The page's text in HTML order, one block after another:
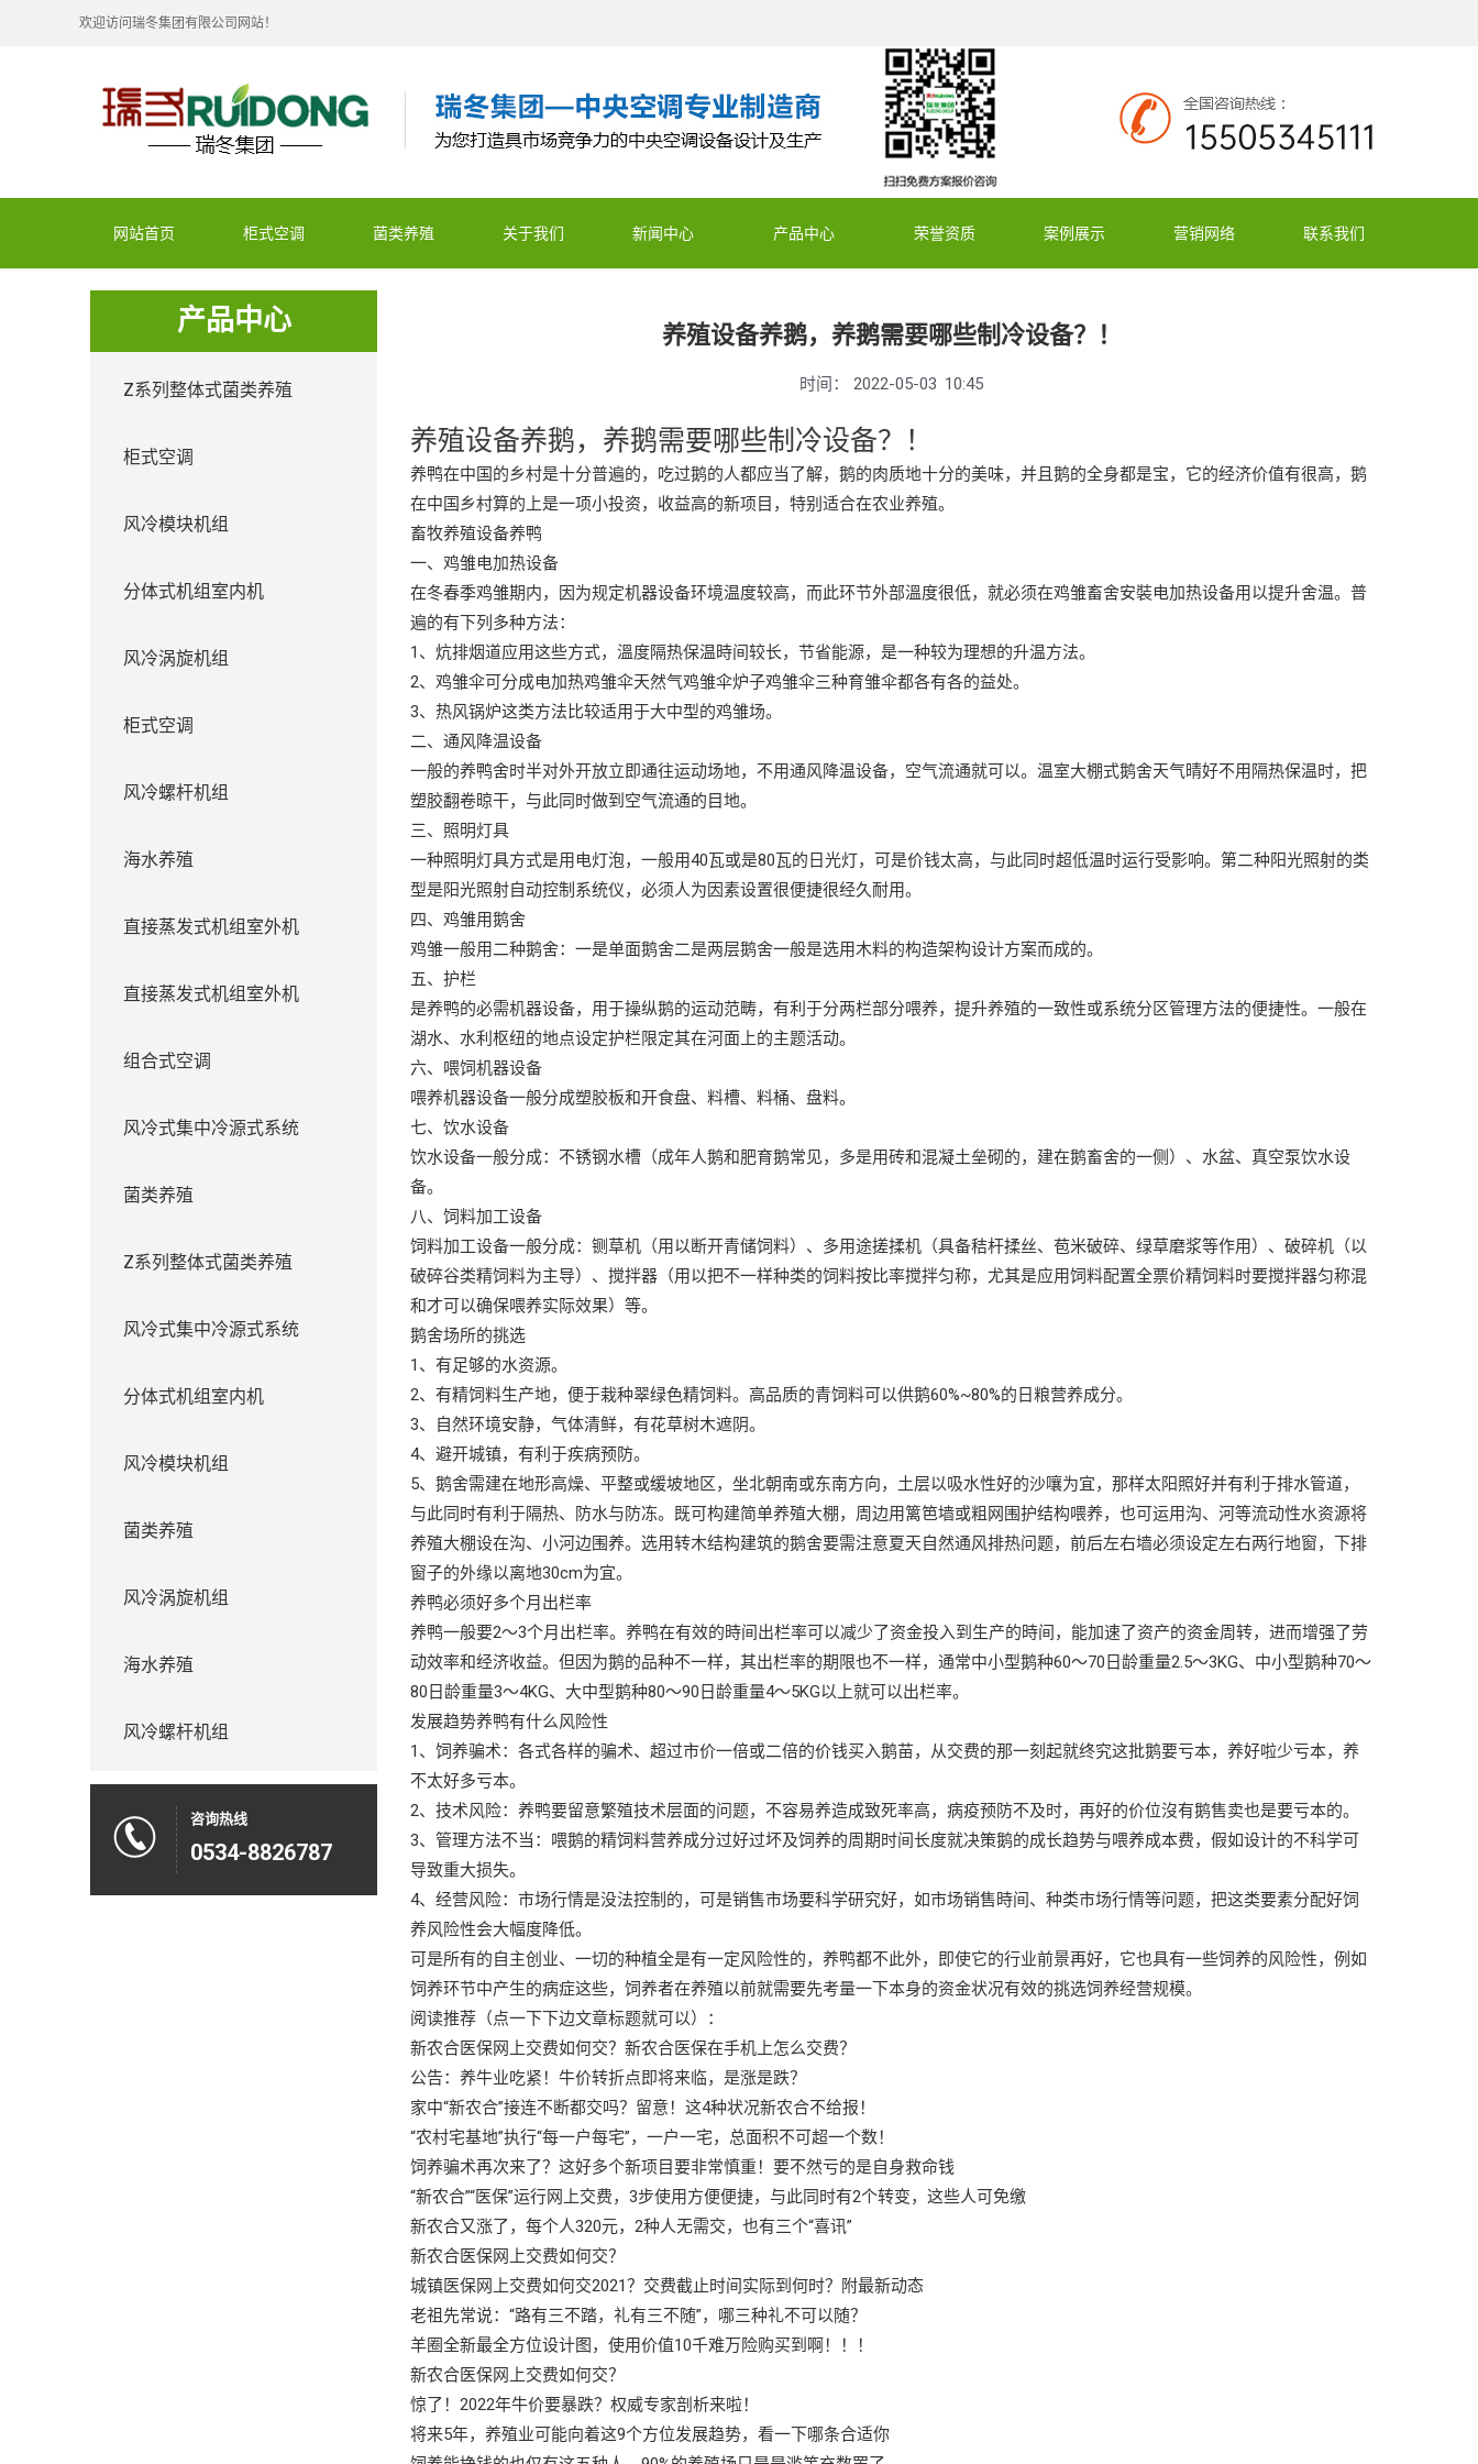
欢迎访问瑞冬集团有限公司网站！
网站首页 柜式空调 菌类养殖 关于我们 新闻中心 产品中心 荣誉资质 案例展示 营销网络 联系我们
产品中心
Z系列整体式菌类养殖
柜式空调
风冷模块机组
分体式机组室内机
风冷涡旋机组
柜式空调
风冷螺杆机组
海水养殖
直接蒸发式机组室外机
直接蒸发式机组室外机
组合式空调
风冷式集中冷源式系统
菌类养殖
Z系列整体式菌类养殖
风冷式集中冷源式系统
分体式机组室内机
风冷模块机组
菌类养殖
风冷涡旋机组
海水养殖
风冷螺杆机组
咨询热线
0534-8826787
养殖设备养鹅，养鹅需要哪些制冷设备？！
时间： 2022-05-03 10:45
养殖设备养鹅，养鹅需要哪些制冷设备？！
养鸭在中国的乡村是十分普遍的，吃过鹅的人都应当了解，鹅的肉质地十分的美味，并且鹅的全身都是宝，它的经济价值有很高，鹅
在中国乡村算的上是一项小投资，收益高的新项目，特别适合在农业养殖。
畜牧养殖设备养鸭
一、鸡雏电加热设备
在冬春季鸡雏期内，因为规定机器设备环境温度较高，而此环节外部溫度很低，就必须在鸡雏畜舍安裝电加热设备用以提升舍温。普
遍的有下列多种方法：
1、炕排烟道应用这些方式，溫度隔热保温時间较长，节省能源，是一种较为理想的升温方法。
2、鸡雏伞可分成电加热鸡雏伞天然气鸡雏伞炉子鸡雏伞三种育雏伞都各有各的益处。
3、热风锅炉这类方法比较适用于大中型的鸡雏场。
二、通风降温设备
一般的养鸭舍时半对外开放立即通往运动场地，不用通风降温设备，空气流通就可以。温室大棚式鹅舍天气晴好不用隔热保温时，把
塑胶翻卷晾干，与此同时做到空气流通的目地。
三、照明灯具
一种照明灯具方式是用电灯泡，一般用40瓦或是80瓦的日光灯，可是价钱太高，与此同时超低温时运行受影响。第二种阳光照射的类
型是阳光照射自动控制系统仪，必须人为因素设置很便捷很经久耐用。
四、鸡雏用鹅舍
鸡雏一般用二种鹅舍：一是单面鹅舍二是两层鹅舍一般是选用木料的构造架构设计方案而成的。
五、护栏
是养鸭的必需机器设备，用于操纵鹅的运动范畴，有利于分两栏部分喂养，提升养殖的一致性或系统分区管理方法的便捷性。一般在
湖水、水利枢纽的地点设定护栏限定其在河面上的主题活动。
六、喂饲机器设备
喂养机器设备一般分成塑胶板和开食盘、料槽、料桶、盘料。
七、饮水设备
饮水设备一般分成：不锈钢水槽（成年人鹅和肥育鹅常见，多是用砖和混凝土垒砌的，建在鹅畜舍的一侧）、水盆、真空泵饮水设
备。
八、饲料加工设备
饲料加工设备一般分成：铡草机（用以断开青储饲料）、多用途搓揉机（具备秸杆揉丝、苞米破碎、绿草磨浆等作用）、破碎机（以
破碎谷类精饲料为主导）、搅拌器（用以把不一样种类的饲料按比率搅拌匀称，尤其是应用饲料配置全票价精饲料时要搅拌器匀称混
和才可以确保喂养实际效果）等。
鹅舍场所的挑选
1、有足够的水资源。
2、有精饲料生产地，便于栽种翠绿色精饲料。高品质的青饲料可以供鹅60%~80%的日粮营养成分。
3、自然环境安静，气体清鲜，有花草树木遮阴。
4、避开城镇，有利于疾病预防。
5、鹅舍需建在地形高燥、平整或缓坡地区，坐北朝南或东南方向，土层以吸水性好的沙嚷为宜，那样太阳照好并有利于排水管道，
与此同时有利于隔热、防水与防冻。既可构建简单养殖大棚，周边用篱笆墙或粗网围护结构喂养，也可运用沟、河等流动性水资源将
养殖大棚设在沟、小河边围养。选用转木结构建筑的鹅舍要需注意夏天自然通风排热问题，前后左右墙必须设定左右两行地窗，下排
窗子的外缘以离地30cm为宜。
养鸭必须好多个月出栏率
养鸭一般要2～3个月出栏率。养鸭在有效的時间出栏率可以减少了资金投入到生产的時间，能加速了资产的资金周转，进而增强了劳
动效率和经济收益。但因为鹅的品种不一样，其出栏率的期限也不一样，通常中小型鹅种60～70日龄重量2.5～3KG、中小型鹅种70～
80日龄重量3～4KG、大中型鹅种80～90日龄重量4～5KG以上就可以出栏率。
发展趋势养鸭有什么风险性
1、饲养骗术：各式各样的骗术、超过市价一倍或二倍的价钱买入鹅苗，从交费的那一刻起就终究这批鹅要亏本，养好啦少亏本，养
不太好多亏本。
2、技术风险：养鸭要留意繁殖技术层面的问题，不容易养造成致死率高，病疫预防不及时，再好的价位沒有鹅售卖也是要亏本的。
3、管理方法不当：喂鹅的精饲料营养成分过好过坏及饲养的周期时间长度就决策鹅的成长趋势与喂养成本费，假如设计的不科学可
导致重大损失。
4、经营风险：市场行情是没法控制的，可是销售市场要科学研究好，如市场销售時间、种类市场行情等问题，把这类要素分配好饲
养风险性会大幅度降低。
可是所有的自主创业、一切的种植全是有一定风险性的，养鸭都不此外，即使它的行业前景再好，它也具有一些饲养的风险性，例如
饲养环节中产生的病症这些，饲养者在养殖以前就需要先考量一下本身的资金状况有效的挑选饲养经营规模。
阅读推荐（点一下下边文章标题就可以）：
新农合医保网上交费如何交？新农合医保在手机上怎么交费？
公告：养牛业吃紧！牛价转折点即将来临，是涨是跌？
家中“新农合”接连不断都交吗？留意！这4种状况新农合不给报！
“农村宅基地”执行“每一户每宅”，一户一宅，总面积不可超一个数！
饲养骗术再次来了？这好多个新项目要非常慎重！要不然亏的是自身救命钱
“新农合”“医保”运行网上交费，3步使用方便便捷，与此同时有2个转变，这些人可免缴
新农合又涨了，每个人320元，2种人无需交，也有三个“喜讯”
新农合医保网上交费如何交？
城镇医保网上交费如何交2021？交费截止时间实际到何时？附最新动态
老祖先常说：“路有三不踏，礼有三不随”，哪三种礼不可以随？
羊圈全新最全方位设计图，使用价值10千难万险购买到啊！！！
新农合医保网上交费如何交？
惊了！2022年牛价要暴跌？权威专家剖析来啦！
将来5年，养殖业可能向着这9个方位发展趋势，看一下哪条合适你